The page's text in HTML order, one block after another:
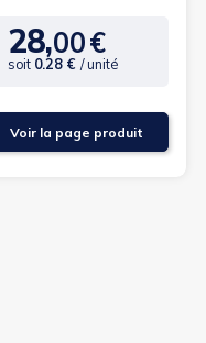
Prix
28,00€
soit 0.28 € / unité
Voir la page produit